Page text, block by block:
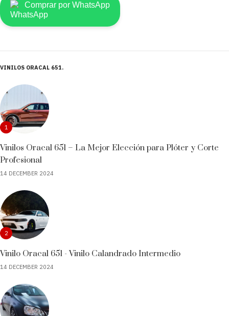
Comprar por WhatsApp
VINILOS ORACAL 651
1
Vinilos Oracal 651 – La Mejor Elección para Plóter y Corte
Profesional
14 DECEMBER 2024
2
Vinilo Oracal 651 - Vinilo Calandrado Intermedio
14 DECEMBER 2024